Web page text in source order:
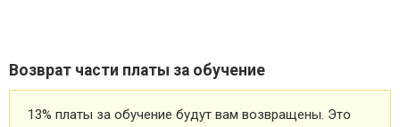
Возврат части платы за обучение
13% платы за обучение будут вам возвращены. Это